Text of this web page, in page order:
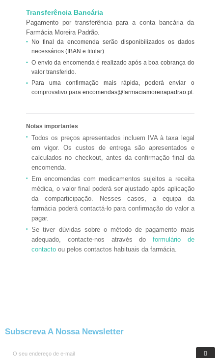
Transferência Bancária
Pagamento por transferência para a conta bancária da
Farmácia Moreira Padrão.
No final da encomenda serão disponibilizados os dados
necessários (IBAN e titular).
O envio da encomenda é realizado após a boa cobrança do
valor transferido.
Para uma confirmação mais rápida, poderá enviar o
comprovativo paraencomendas@farmaciamoreirapadrao.pt.
Notas importantes
Todos os preços apresentados incluem IVA à taxa legal
em vigor. Os custos de entrega são apresentados e
calculados no checkout, antes da confirmação final da
encomenda.
Em encomendas com medicamentos sujeitos a receita
médica, o valor final poderá ser ajustado após aplicação
da comparticipação. Nesses casos, a equipa da
farmácia poderá contactá-lo para confirmação do valor a
pagar.
Se tiver dúvidas sobre o método de pagamento mais
adequado, contacte-nos através do formulário de
contacto ou pelos contactos habituais da farmácia.
Subscreva A Nossa Newsletter